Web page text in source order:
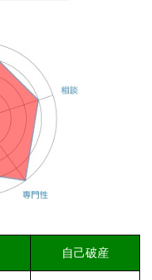
自己破産